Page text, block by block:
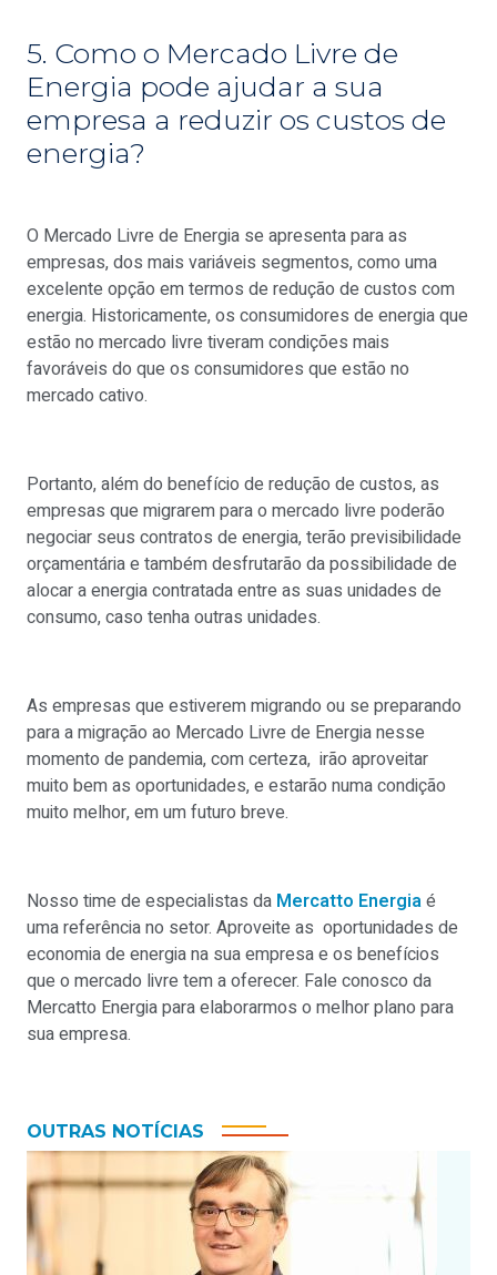
5. Como o Mercado Livre de
Energia pode ajudar a sua
empresa a reduzir os custos de
energia?
O Mercado Livre de Energia se apresenta para as
empresas, dos mais variáveis segmentos, como uma
excelente opção em termos de redução de custos com
energia. Historicamente, os consumidores de energia que
estão no mercado livre tiveram condições mais
favoráveis do que os consumidores que estão no
mercado cativo.
Portanto, além do benefício de redução de custos, as
empresas que migrarem para o mercado livre poderão
negociar seus contratos de energia, terão previsibilidade
orçamentária e também desfrutarão da possibilidade de
alocar a energia contratada entre as suas unidades de
consumo, caso tenha outras unidades.
As empresas que estiverem migrando ou se preparando
para a migração ao Mercado Livre de Energia nesse
momento de pandemia, com certeza, irão aproveitar
muito bem as oportunidades, e estarão numa condição
muito melhor, em um futuro breve.
Nosso time de especialistas da Mercatto Energiaé
uma referência no setor. Aproveite as oportunidades de
economia de energia na sua empresa e os benefícios
que o mercado livre tem a oferecer. Fale conosco da
Mercatto Energia para elaborarmos o melhor plano para
sua empresa.
OUTRAS NOTÍCIAS